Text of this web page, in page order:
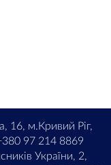
16, м.Кривий Ріг,
97 214 8869
України, 2,